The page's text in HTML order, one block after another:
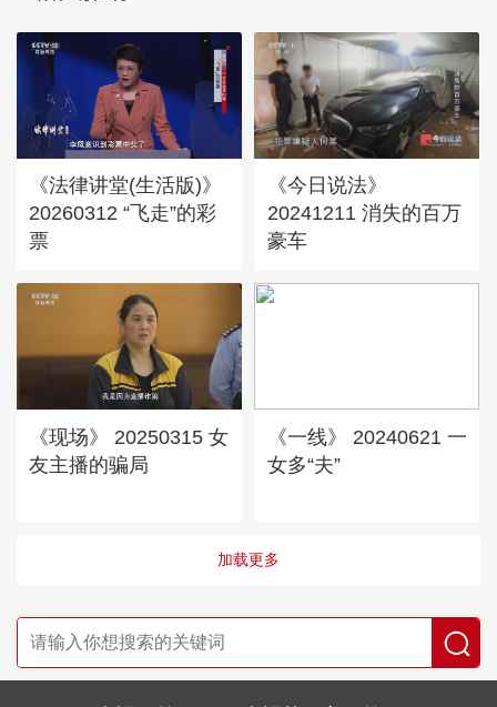
《法律讲堂(生活版)》
20260312 “飞走”的彩
票
《今日说法》
20241211 消失的百万
豪车
《现场》 20250315 女
友主播的骗局
《一线》 20240621 一
女多“夫”
加载更多